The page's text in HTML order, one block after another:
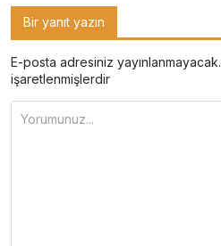
Bir yanıt yazın
E-posta adresiniz yayınlanmayacak.
işaretlenmişlerdir